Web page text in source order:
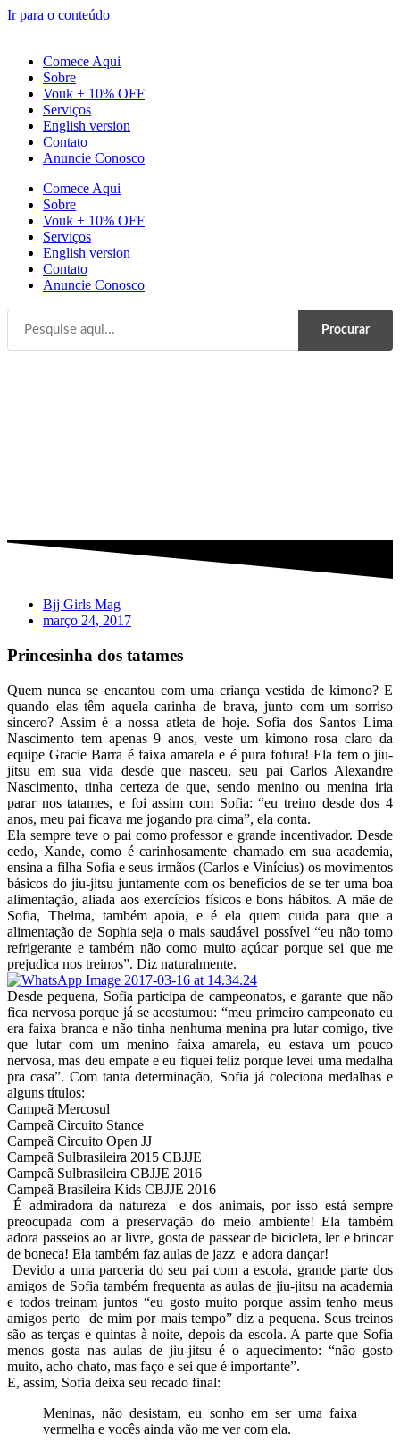
Ir para o conteúdo
Comece Aqui
Sobre
Vouk + 10% OFF
Serviços
English version
Contato
Anuncie Conosco
Comece Aqui
Sobre
Vouk + 10% OFF
Serviços
English version
Contato
Anuncie Conosco
Procurar
Bjj Girls Mag
março 24, 2017
Princesinha dos tatames
Quem nunca se encantou com uma criança vestida de kimono? E
quando elas têm aquela carinha de brava, junto com um sorriso
sincero? Assim é a nossa atleta de hoje. Sofia dos Santos Lima
Nascimento tem apenas 9 anos, veste um kimono rosa claro da
equipe Gracie Barra é faixa amarela e é pura fofura! Ela tem o jiu-
jitsu em sua vida desde que nasceu, seu pai Carlos Alexandre
Nascimento, tinha certeza de que, sendo menino ou menina iria
parar nos tatames, e foi assim com Sofia: “eu treino desde dos 4
anos, meu pai ficava me jogando pra cima”, ela conta.
Ela sempre teve o pai como professor e grande incentivador. Desde
cedo, Xande, como é carinhosamente chamado em sua academia,
ensina a filha Sofia e seus irmãos (Carlos e Vinícius) os movimentos
básicos do jiu-jitsu juntamente com os benefícios de se ter uma boa
alimentação, aliada aos exercícios físicos e bons hábitos. A mãe de
Sofia, Thelma, também apoia, e é ela quem cuida para que a
alimentação de Sophia seja o mais saudável possível “eu não tomo
refrigerante e também não como muito açúcar porque sei que me
prejudica nos treinos”. Diz naturalmente.
Desde pequena, Sofia participa de campeonatos, e garante que não
fica nervosa porque já se acostumou: “meu primeiro campeonato eu
era faixa branca e não tinha nenhuma menina pra lutar comigo, tive
que lutar com um menino faixa amarela, eu estava um pouco
nervosa, mas deu empate e eu fiquei feliz porque levei uma medalha
pra casa”. Com tanta determinação, Sofia já coleciona medalhas e
alguns títulos:
Campeã Mercosul
Campeã Circuito Stance
Campeã Circuito Open JJ
Campeã Sulbrasileira 2015 CBJJE
Campeã Sulbrasileira CBJJE 2016
Campeã Brasileira Kids CBJJE 2016
É admiradora da natureza e dos animais, por isso está sempre
preocupada com a preservação do meio ambiente! Ela também
adora passeios ao ar livre, gosta de passear de bicicleta, ler e brincar
de boneca! Ela também faz aulas de jazz e adora dançar!
Devido a uma parceria do seu pai com a escola, grande parte dos
amigos de Sofia também frequenta as aulas de jiu-jitsu na academia
e todos treinam juntos “eu gosto muito porque assim tenho meus
amigos perto de mim por mais tempo” diz a pequena. Seus treinos
são as terças e quintas à noite, depois da escola. A parte que Sofia
menos gosta nas aulas de jiu-jitsu é o aquecimento: “não gosto
muito, acho chato, mas faço e sei que é importante”.
E, assim, Sofia deixa seu recado final:
Meninas, não desistam, eu sonho em ser uma faixa
vermelha e vocês ainda vão me ver com ela.